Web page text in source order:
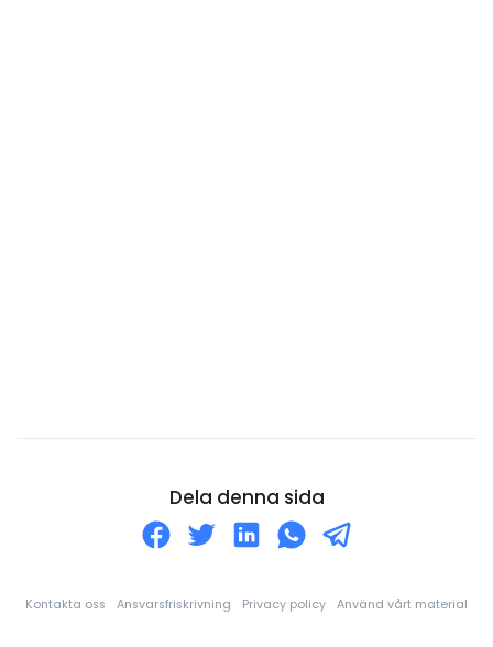
El Salvador
Dela denna sida
Kontakta oss Ansvarsfriskrivning Privacy policy Använd vårt material